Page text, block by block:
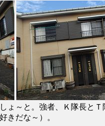
～と。強者、Ｋ隊長と
きだな～）。